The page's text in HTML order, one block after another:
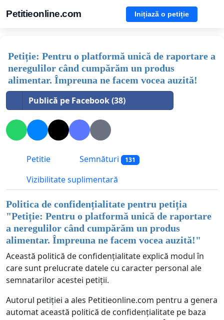
Petitieonline.com Inițiază o petiție
Petiție: Pentru o platformă unică de raportare a
neregulilor când cumpărăm un produs
alimentar. Împreuna ne facem vocea auzită!
Publică pe Facebook (38)
Petitie Semnături 131
Vizibilitate suplimentară
Politica de confidențialitate pentru petiția
"Petiție: Pentru o platformă unică de raportare
a neregulilor când cumpărăm un produs
alimentar. Împreuna ne facem vocea auzită!"
Această politică de confidențialitate explică modul în
care sunt prelucrate datele cu caracter personal ale
semnatarilor acestei petiții.
Autorul petiției a ales Petitieonline.com pentru a genera
automat această politică de confidențialitate pe baza